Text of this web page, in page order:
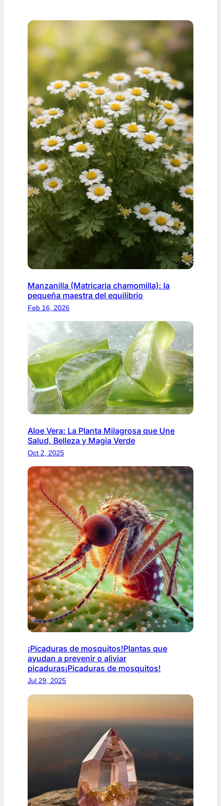
Manzanilla (Matricaria chamomilla): la
pequeña maestra del equilibrio
Feb 16, 2026
Aloe Vera: La Planta Milagrosa que Une
Salud, Belleza y Magia Verde
Oct 2, 2025
¡Picaduras de mosquitos!Plantas que
ayudan a prevenir o aliviar
picaduras¡Picaduras de mosquitos!
Jul 29, 2025